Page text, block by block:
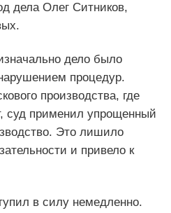
дела Олег Ситников,
дело было
процедур.
производства, где
суд применил упрощенный
Это лишило
и привело к
в силу немедленно.